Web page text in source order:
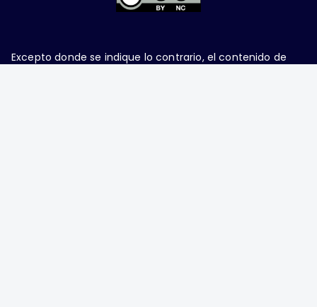
Excepto donde se indique lo contrario, el contenido de